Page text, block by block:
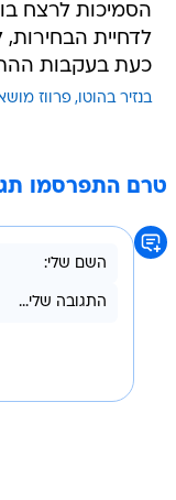
הסמיכות לרצח
לדחיית
כעת בעקבות
בנזיר בהוטו פרווז
טרם התפרסמו